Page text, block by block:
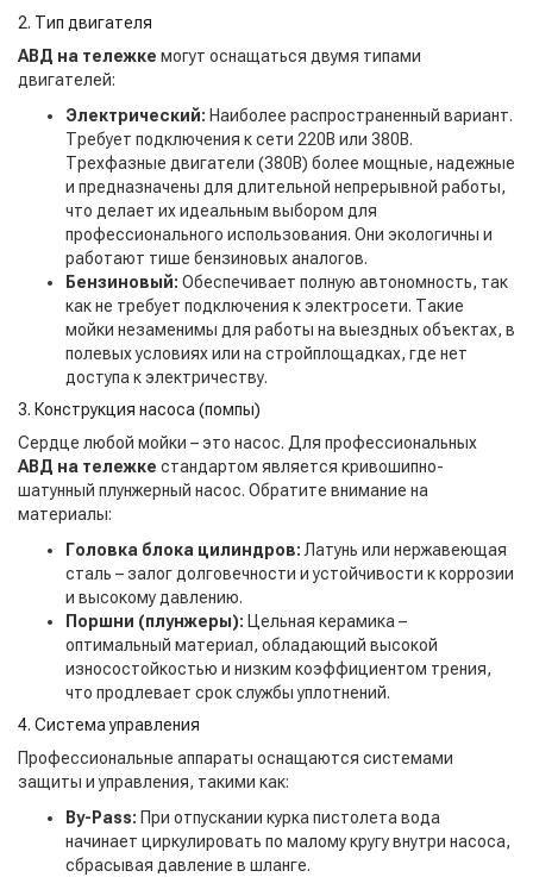
2. Тип двигателя
АВД на тележке могут оснащаться двумя типами
двигателей:
Электрический: Наиболее распространенный вариант.
Требует подключения к сети 220В или 380В.
Трехфазные двигатели (380В) более мощные, надежные
и предназначены для длительной непрерывной работы,
что делает их идеальным выбором для
профессионального использования. Они экологичны и
работают тише бензиновых аналогов.
Бензиновый: Обеспечивает полную автономность, так
как не требует подключения к электросети. Такие
мойки незаменимы для работы на выездных объектах, в
полевых условиях или на стройплощадках, где нет
доступа к электричеству.
3. Конструкция насоса (помпы)
Сердце любой мойки – это насос. Для профессиональных
АВД на тележке стандартом является кривошипно-
шатунный плунжерный насос. Обратите внимание на
материалы:
Головка блока цилиндров:Латунь или нержавеющая
сталь – залог долговечности и устойчивости к коррозии
и высокому давлению.
Поршни (плунжеры): Цельная керамика –
оптимальный материал, обладающий высокой
износостойкостью и низким коэффициентом трения,
что продлевает срок службы уплотнений.
4. Система управления
Профессиональные аппараты оснащаются системами
защиты и управления, такими как:
By-Pass: При отпускании курка пистолета вода
начинает циркулировать по малому кругу внутри насоса,
сбрасывая давление в шланге.